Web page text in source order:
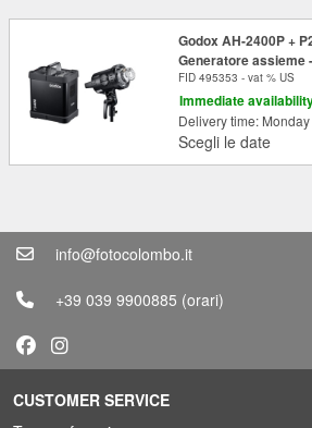
Godox AH-2400P + P2400
Generatore assieme
FID 495353 - vat % US
Immediate
Delivery time:
Scegli le date
info@fotocolombo.it
+39 039 9900885 (orari)
CUSTOMER SERVICE